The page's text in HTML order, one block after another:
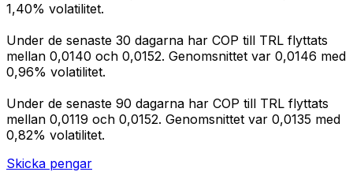
1,40% volatilitet.
Under de senaste 30 dagarna har COP till TRL flyttats
mellan 0,0140 och 0,0152. Genomsnittet var 0,0146 med
0,96% volatilitet.
Under de senaste 90 dagarna har COP till TRL flyttats
mellan 0,0119 och 0,0152. Genomsnittet var 0,0135 med
0,82% volatilitet.
Skicka pengar